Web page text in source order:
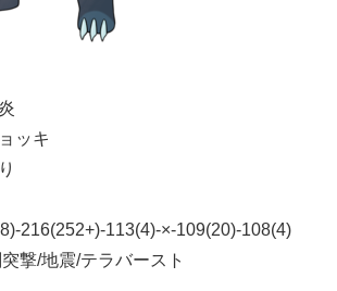
ッキ
216(252+)-113(4)-×-109(20)-108(4)
撃/地震/テラバースト